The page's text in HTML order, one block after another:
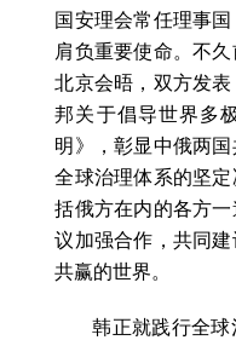
国安理会常任理事
肩负重要使命。不
北京会晤，双方发
邦关于倡导世界多
明》，彰显中俄两
全球治理体系的坚
括俄方在内的各方
议加强合作，共同
共赢的世界。
韩正就践行全